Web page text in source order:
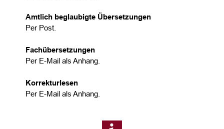
Amtlich beglaubigte Übersetzungen
Per Post.
Fachübersetzungen
Per E-Mail als Anhang.
Korrekturlesen
Per E-Mail als Anhang.